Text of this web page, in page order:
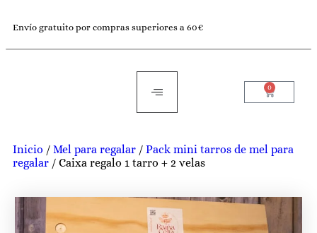
Envío gratuito por compras superiores a 60€
0
Inicio / Mel para regalar / Pack mini tarros de mel para
regalar / Caixa regalo 1 tarro + 2 velas